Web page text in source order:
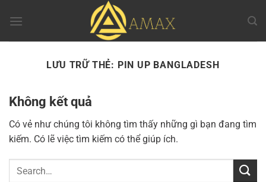
đến
LƯU TRỮ THẺ: PIN UP BANGLADESH
Không kết quả
Có vẻ như chúng tôi không tìm thấy những gì bạn đang tìm
kiếm. Có lẽ việc tìm kiếm có thể giúp ích.